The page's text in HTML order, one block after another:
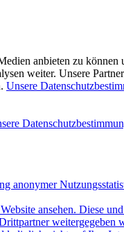
anbieten zu
weiter. Unsere
Unsere
anonymer
ansehen. Diese